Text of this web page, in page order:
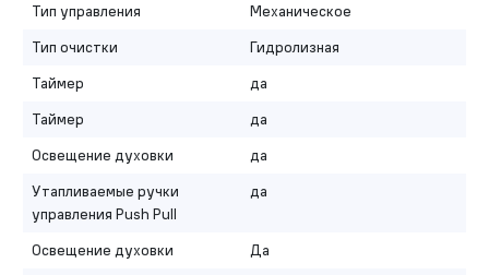
Тип управления
Механическое
Тип очистки
Гидролизная
Таймер
да
Таймер
да
Освещение духовки
да
Утапливаемые ручки
управления Push Pull
да
Освещение духовки
Да